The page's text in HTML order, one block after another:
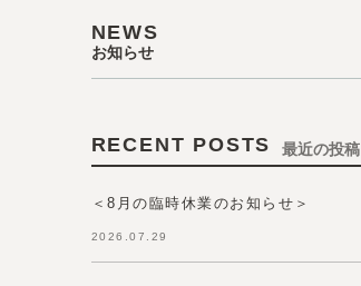
NEWS
お知らせ
RECENT POSTS 最近の投稿
＜8月の臨時休業のお知らせ＞
2026.07.29